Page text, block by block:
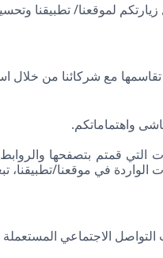
لموقعنا/ تطبيقنا
مع شركائنا من خلال
واهتماماتكم.
التي قمتم بتصفحها
في موقعنا/تطبيقنا،
الاجتماعي المستعملة